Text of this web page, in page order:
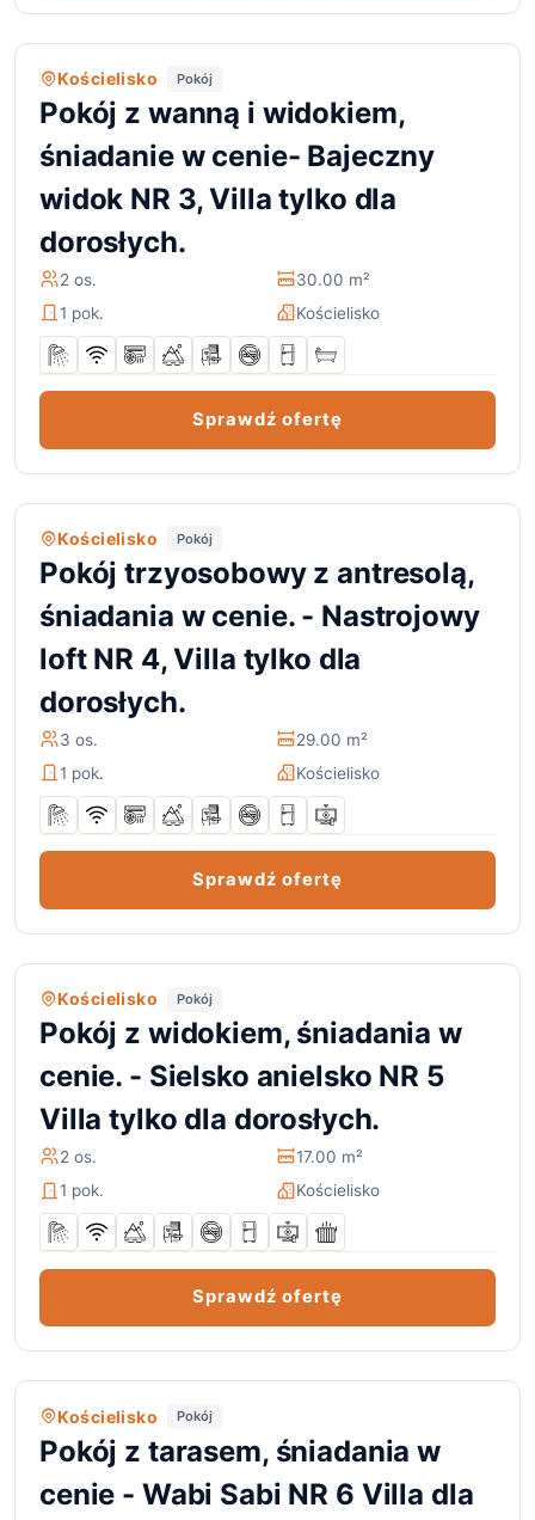
Kościelisko Pokój
Pokój z wanną i widokiem,
śniadanie w cenie- Bajeczny
widok NR 3, Villa tylko dla
dorosłych.
2 os.
30.00 m²
1 pok.
Kościelisko
Sprawdź ofertę
Kościelisko Pokój
Pokój trzyosobowy z antresolą,
śniadania w cenie. - Nastrojowy
loft NR 4, Villa tylko dla
dorosłych.
3 os.
29.00 m²
1 pok.
Kościelisko
Sprawdź ofertę
Kościelisko Pokój
Pokój z widokiem, śniadania w
cenie. - Sielsko anielsko NR 5
Villa tylko dla dorosłych.
2 os.
17.00 m²
1 pok.
Kościelisko
Sprawdź ofertę
Kościelisko Pokój
Pokój z tarasem, śniadania w
cenie - Wabi Sabi NR 6 Villa dla